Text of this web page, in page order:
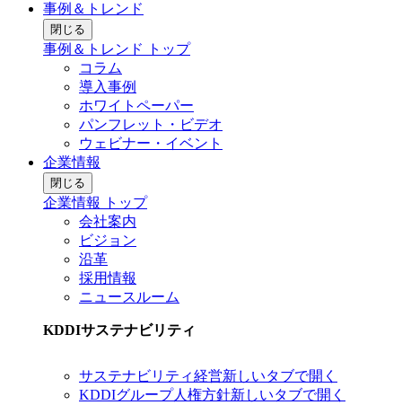
事例＆トレンド
閉じる
事例＆トレンド トップ
コラム
導入事例
ホワイトペーパー
パンフレット・ビデオ
ウェビナー・イベント
企業情報
閉じる
企業情報 トップ
会社案内
ビジョン
沿革
採用情報
ニュースルーム
KDDIサステナビリティ
サステナビリティ経営新しいタブで開く
KDDIグループ人権方針新しいタブで開く